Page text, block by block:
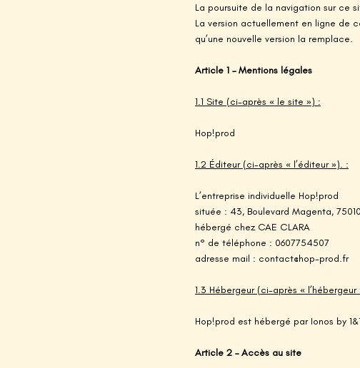
La poursuite de la navigation sur ce
La version actuellement en ligne de
qu’une nouvelle version la remplace.
Article 1 – Mentions légales
1.1 Site (ci-après « le site ») :
Hop!prod
1.2 Éditeur (ci-après « l’éditeur »). :
L’entreprise individuelle Hop!prod
située : 43, Boulevard Magenta,
hébergé chez CAE CLARA
n° de téléphone : 0607754507
adresse mail : contact@hop-prod.fr
1.3 Hébergeur (ci-après « l’hébergeur
Hop!prod est hébergé par Ionos by
Article 2 – Accès au site